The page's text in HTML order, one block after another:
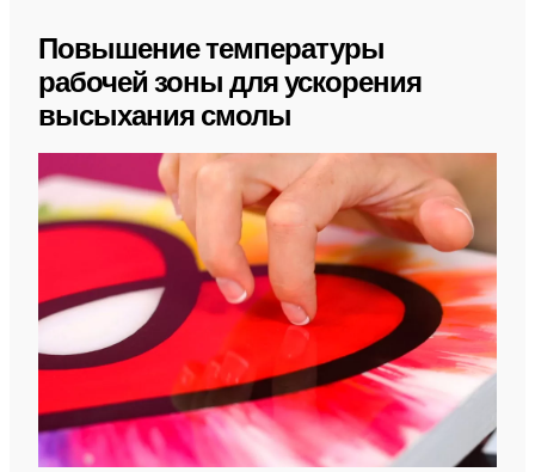
Повышение температуры
рабочей зоны для ускорения
высыхания смолы